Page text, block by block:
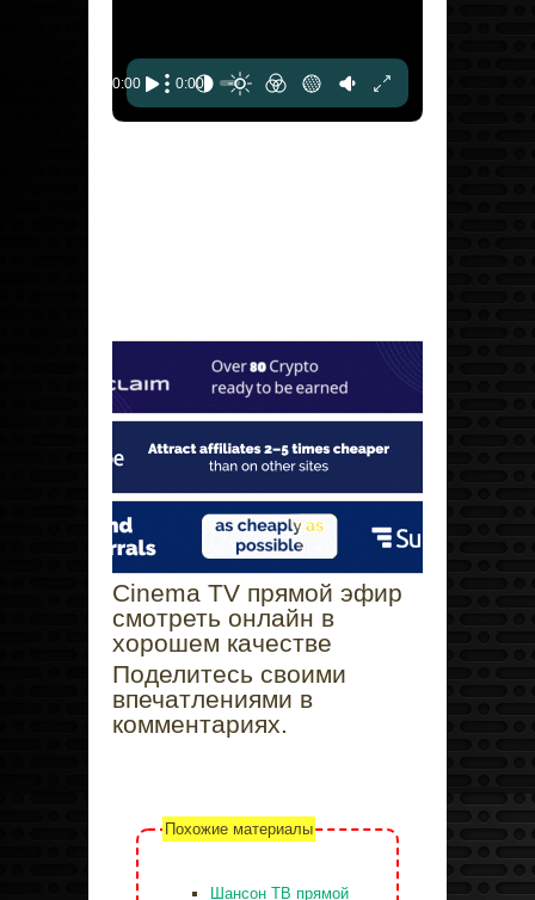
Cinema TV прямой эфир
смотреть онлайн в
хорошем качестве
Поделитесь своими
впечатлениями в
комментариях.
Похожие материалы
Шансон ТВ прямой